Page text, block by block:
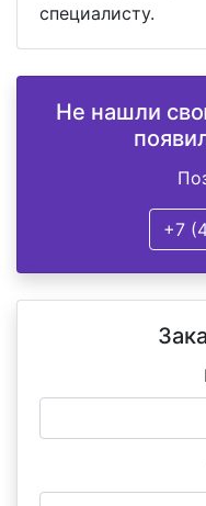
специалисту.
Не нашли
+7